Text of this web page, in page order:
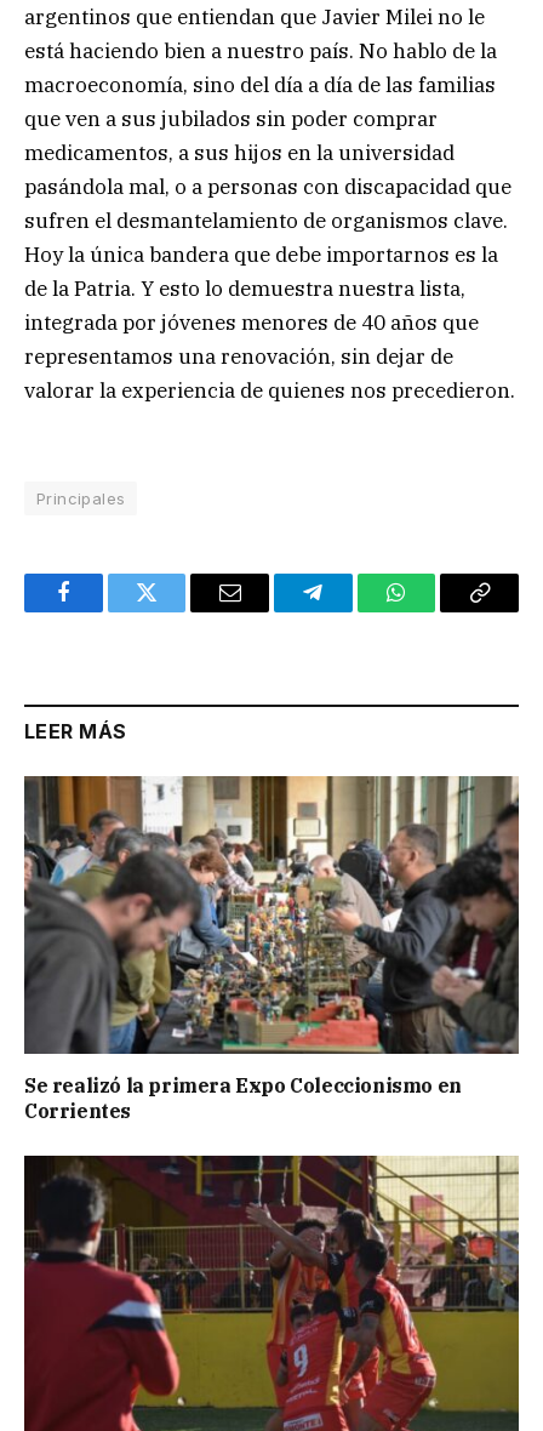
argentinos que entiendan que Javier Milei no le
está haciendo bien a nuestro país. No hablo de la
macroeconomía, sino del día a día de las familias
que ven a sus jubilados sin poder comprar
medicamentos, a sus hijos en la universidad
pasándola mal, o a personas con discapacidad que
sufren el desmantelamiento de organismos clave.
Hoy la única bandera que debe importarnos es la
de la Patria. Y esto lo demuestra nuestra lista,
integrada por jóvenes menores de 40 años que
representamos una renovación, sin dejar de
valorar la experiencia de quienes nos precedieron.
Principales
FacebookTwitter Email TelegramWhatsAppCopy
LEER MÁS
Se realizó la primera Expo Coleccionismo en
Corrientes